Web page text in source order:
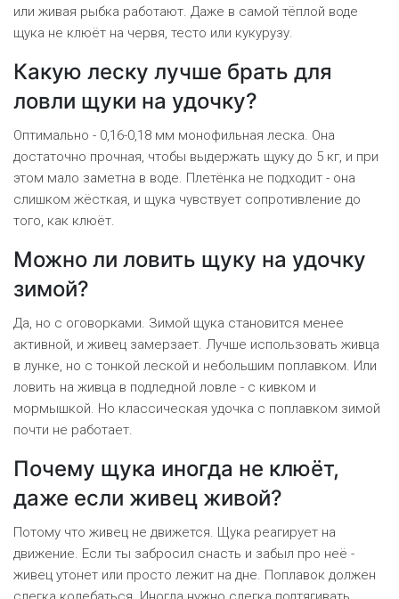
или живая рыбка работают. Даже в самой тёплой воде
щука не клюёт на червя, тесто или кукурузу.
Какую леску лучше брать для
ловли щуки на удочку?
Оптимально - 0,16-0,18 мм монофильная леска. Она
достаточно прочная, чтобы выдержать щуку до 5 кг, и при
этом мало заметна в воде. Плетёнка не подходит - она
слишком жёсткая, и щука чувствует сопротивление до
того, как клюёт.
Можно ли ловить щуку на удочку
зимой?
Да, но с оговорками. Зимой щука становится менее
активной, и живец замерзает. Лучше использовать живца
в лунке, но с тонкой леской и небольшим поплавком. Или
ловить на живца в подледной ловле - с кивком и
мормышкой. Но классическая удочка с поплавком зимой
почти не работает.
Почему щука иногда не клюёт,
даже если живец живой?
Потому что живец не движется. Щука реагирует на
движение. Если ты забросил снасть и забыл про неё -
живец утонет или просто лежит на дне. Поплавок должен